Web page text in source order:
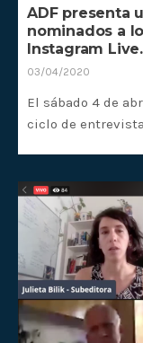
ADF presenta
nominados a
Instagram Live.
03/04/2020
El sábado 4 de
ciclo de